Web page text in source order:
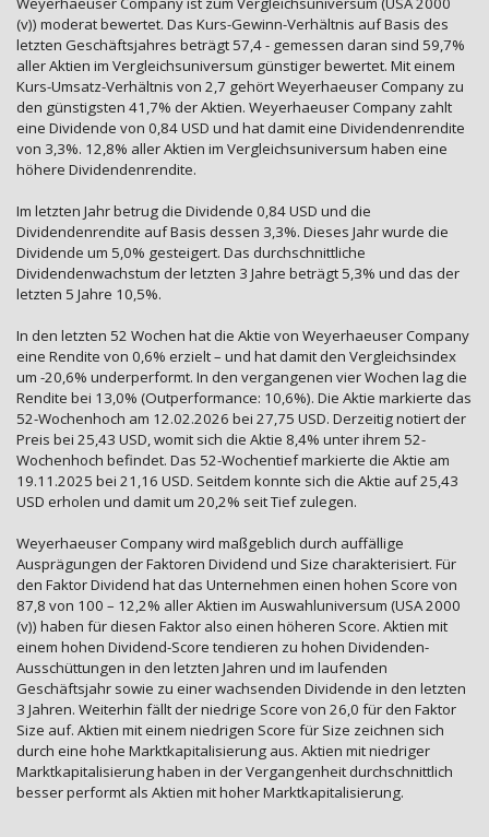
(v)) moderat bewertet. Das Kurs-Gewinn-Verhältnis auf Basis des
letzten Geschäftsjahres beträgt 57,4 - gemessen daran sind 59,7%
aller Aktien im Vergleichsuniversum günstiger bewertet. Mit einem
Kurs-Umsatz-Verhältnis von 2,7 gehört Weyerhaeuser Company zu
den günstigsten 41,7% der Aktien. Weyerhaeuser Company zahlt
eine Dividende von 0,84 USD und hat damit eine Dividendenrendite
von 3,3%. 12,8% aller Aktien im Vergleichsuniversum haben eine
höhere Dividendenrendite.
Im letzten Jahr betrug die Dividende 0,84 USD und die
Dividendenrendite auf Basis dessen 3,3%. Dieses Jahr wurde die
Dividende um 5,0% gesteigert. Das durchschnittliche
Dividendenwachstum der letzten 3 Jahre beträgt 5,3% und das der
letzten 5 Jahre 10,5%.
In den letzten 52 Wochen hat die Aktie von Weyerhaeuser Company
eine Rendite von 0,6% erzielt – und hat damit den Vergleichsindex
um -20,6% underperformt. In den vergangenen vier Wochen lag die
Rendite bei 13,0% (Outperformance: 10,6%). Die Aktie markierte das
52-Wochenhoch am 12.02.2026 bei 27,75 USD. Derzeitig notiert der
Preis bei 25,43 USD, womit sich die Aktie 8,4% unter ihrem 52-
Wochenhoch befindet. Das 52-Wochentief markierte die Aktie am
19.11.2025 bei 21,16 USD. Seitdem konnte sich die Aktie auf 25,43
USD erholen und damit um 20,2% seit Tief zulegen.
Weyerhaeuser Company wird maßgeblich durch auffällige
Ausprägungen der Faktoren Dividend und Size charakterisiert. Für
den Faktor Dividend hat das Unternehmen einen hohen Score von
87,8 von 100 – 12,2% aller Aktien im Auswahluniversum (USA 2000
(v)) haben für diesen Faktor also einen höheren Score. Aktien mit
einem hohen Dividend-Score tendieren zu hohen Dividenden-
Ausschüttungen in den letzten Jahren und im laufenden
Geschäftsjahr sowie zu einer wachsenden Dividende in den letzten
3 Jahren. Weiterhin fällt der niedrige Score von 26,0 für den Faktor
Size auf. Aktien mit einem niedrigen Score für Size zeichnen sich
durch eine hohe Marktkapitalisierung aus. Aktien mit niedriger
Marktkapitalisierung haben in der Vergangenheit durchschnittlich
besser performt als Aktien mit hoher Marktkapitalisierung.